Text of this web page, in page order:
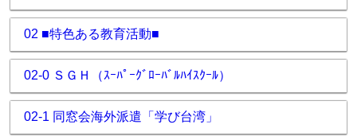
02 ■特色ある教育活動■
02-0 ＳＧＨ（ｽｰﾊﾟｰｸﾞﾛｰﾊﾞﾙﾊｲｽｸｰﾙ）
02-1 同窓会海外派遣「学び台湾」